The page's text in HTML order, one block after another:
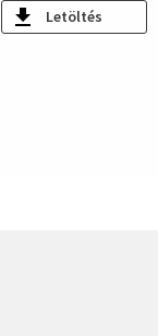
Letöltés